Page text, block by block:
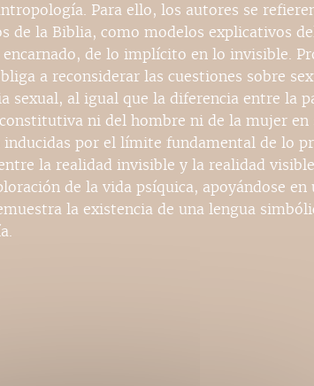
Para ello, los autores se
de la Biblia, como modelos explicativos
de lo implícito en lo invisible.
a reconsiderar las cuestiones sobre
sexual, al igual que la diferencia entre la
ni del hombre ni de la mujer en
por el límite fundamental de lo
la realidad invisible y la realidad
de la vida psíquica, apoyándose en
la existencia de una lengua